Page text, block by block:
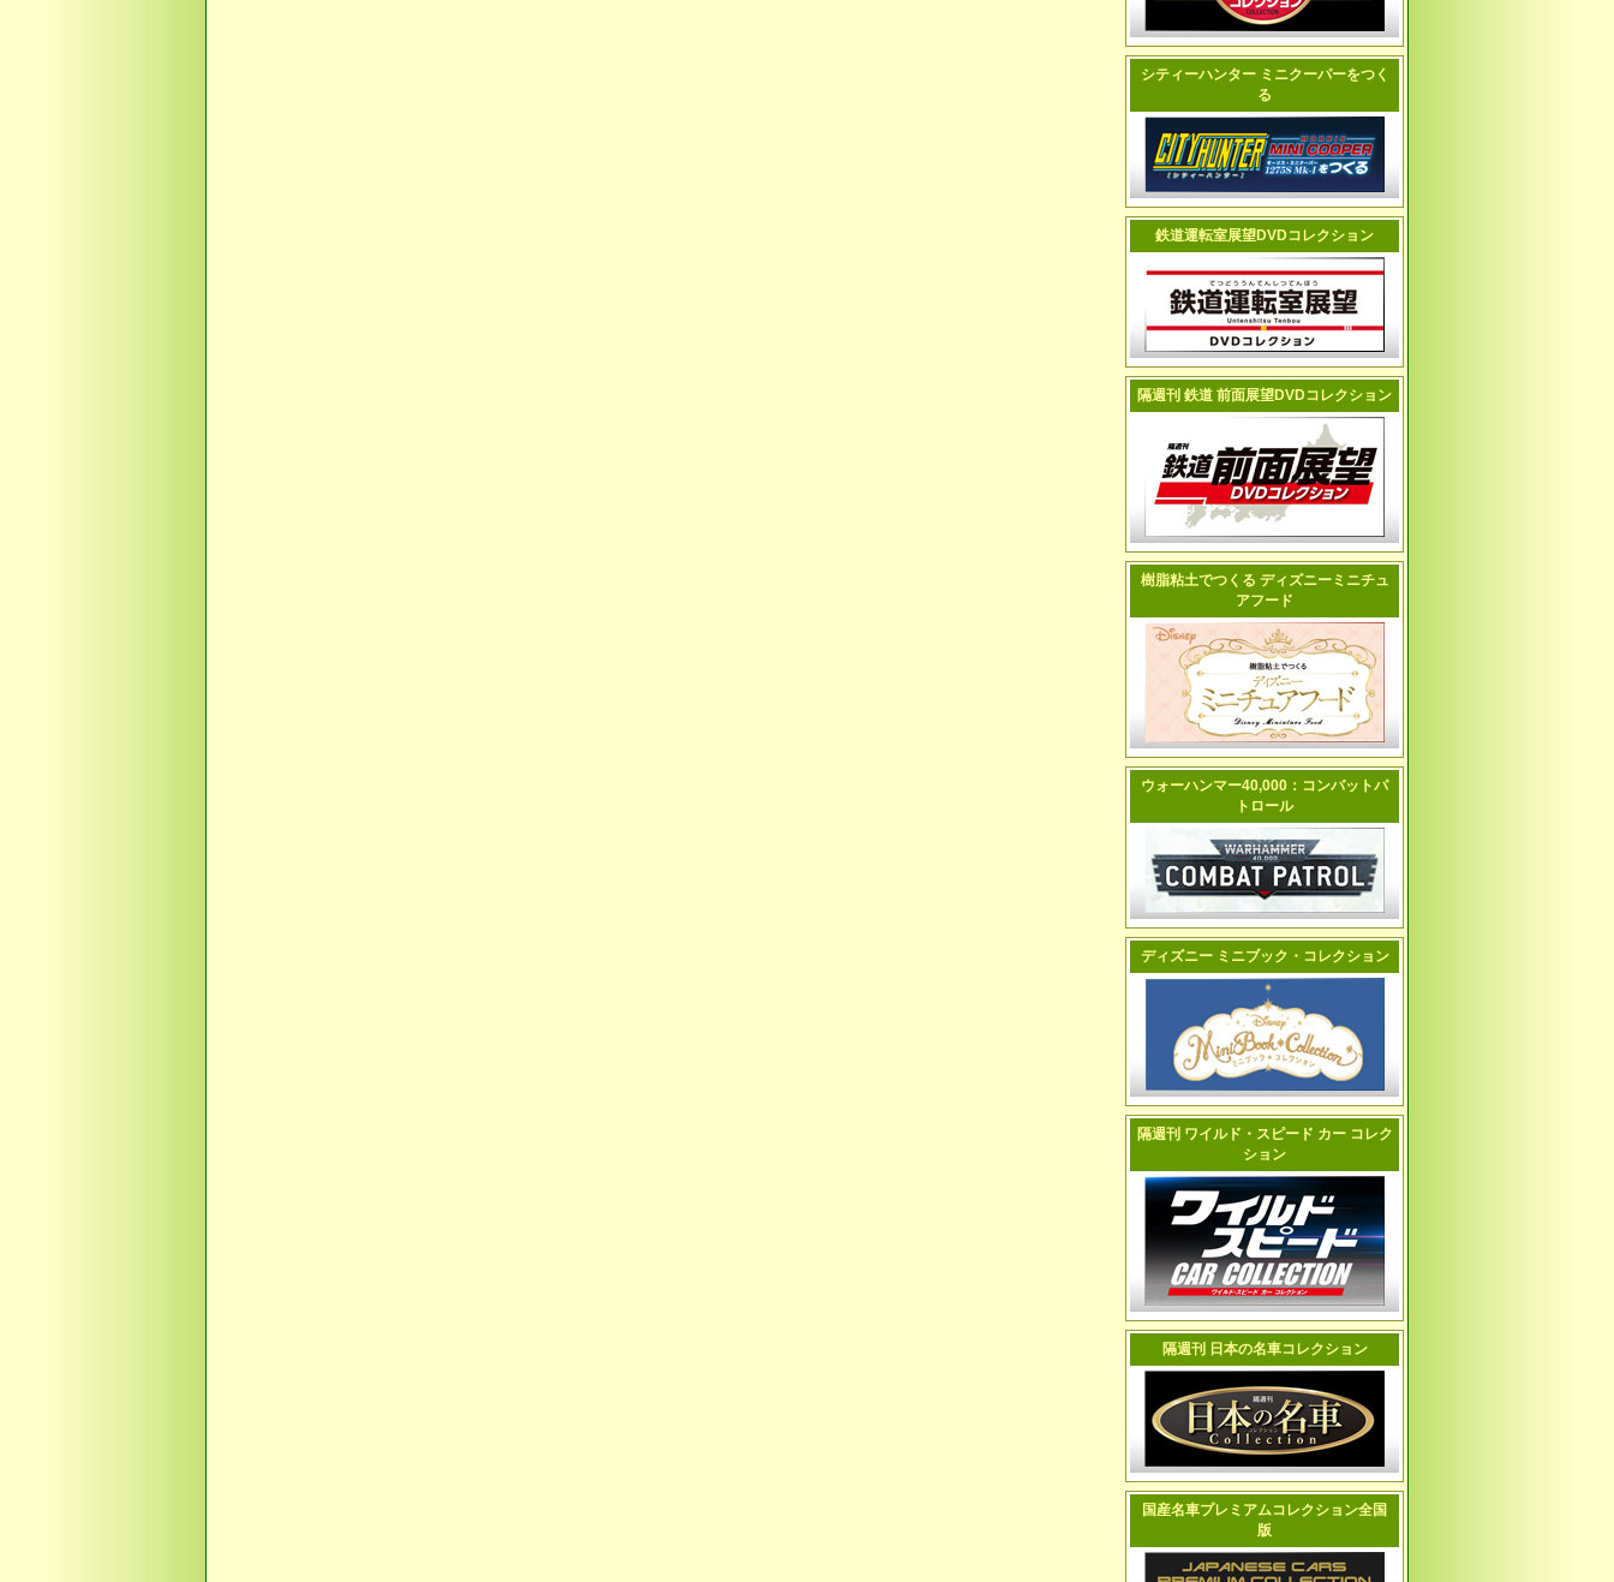
シティーハンター ミニクーパーをつく
る
鉄道運転室展望DVDコレクション
隔週刊 鉄道 前面展望DVDコレクション
樹脂粘土でつくる ディズニーミニチュ
アフード
ウォーハンマー40,000：コンバットパ
トロール
ディズニー ミニブック・コレクション
隔週刊 ワイルド・スピード カー コレク
ション
隔週刊 日本の名車コレクション
国産名車プレミアムコレクション全国
版